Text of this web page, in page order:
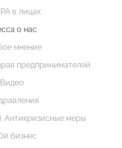
в лицах
о нас
мнение
предпринимателей
Видео
меры
бизнес